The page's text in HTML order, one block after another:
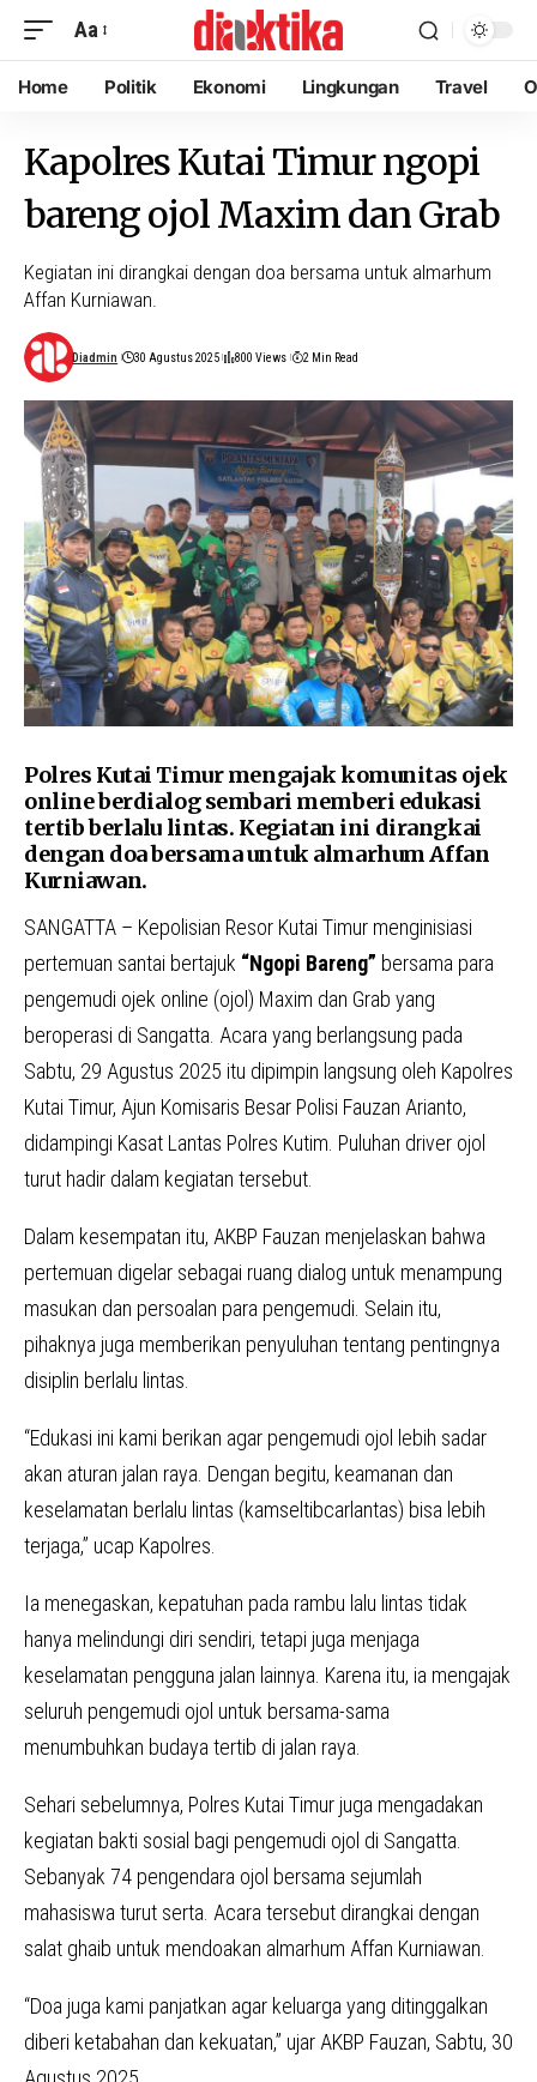
Aa
Home Politik Ekonomi Lingkungan Travel
Kapolres Kutai Timur ngopi
bareng ojol Maxim dan Grab
Kegiatan ini dirangkai dengan doa bersama untuk almarhum
Affan Kurniawan.
Diadmin 30 Agustus 2025 800 Views 2 Min Read
Polres Kutai Timur mengajak komunitas ojek
online berdialog sembari memberi edukasi
tertib berlalu lintas. Kegiatan ini dirangkai
dengan doa bersama untuk almarhum Affan
Kurniawan.
SANGATTA – Kepolisian Resor Kutai Timur menginisiasi
pertemuan santai bertajuk “Ngopi Bareng” bersama para
pengemudi ojek online (ojol) Maxim dan Grab yang
beroperasi di Sangatta. Acara yang berlangsung pada
Sabtu, 29 Agustus 2025 itu dipimpin langsung oleh Kapolres
Kutai Timur, Ajun Komisaris Besar Polisi Fauzan Arianto,
didampingi Kasat Lantas Polres Kutim. Puluhan driver ojol
turut hadir dalam kegiatan tersebut.
Dalam kesempatan itu, AKBP Fauzan menjelaskan bahwa
pertemuan digelar sebagai ruang dialog untuk menampung
masukan dan persoalan para pengemudi. Selain itu,
pihaknya juga memberikan penyuluhan tentang pentingnya
disiplin berlalu lintas.
“Edukasi ini kami berikan agar pengemudi ojol lebih sadar
akan aturan jalan raya. Dengan begitu, keamanan dan
keselamatan berlalu lintas (kamseltibcarlantas) bisa lebih
terjaga,” ucap Kapolres.
Ia menegaskan, kepatuhan pada rambu lalu lintas tidak
hanya melindungi diri sendiri, tetapi juga menjaga
keselamatan pengguna jalan lainnya. Karena itu, ia mengajak
seluruh pengemudi ojol untuk bersama-sama
menumbuhkan budaya tertib di jalan raya.
Sehari sebelumnya, Polres Kutai Timur juga mengadakan
kegiatan bakti sosial bagi pengemudi ojol di Sangatta.
Sebanyak 74 pengendara ojol bersama sejumlah
mahasiswa turut serta. Acara tersebut dirangkai dengan
salat ghaib untuk mendoakan almarhum Affan Kurniawan.
“Doa juga kami panjatkan agar keluarga yang ditinggalkan
diberi ketabahan dan kekuatan,” ujar AKBP Fauzan, Sabtu, 30